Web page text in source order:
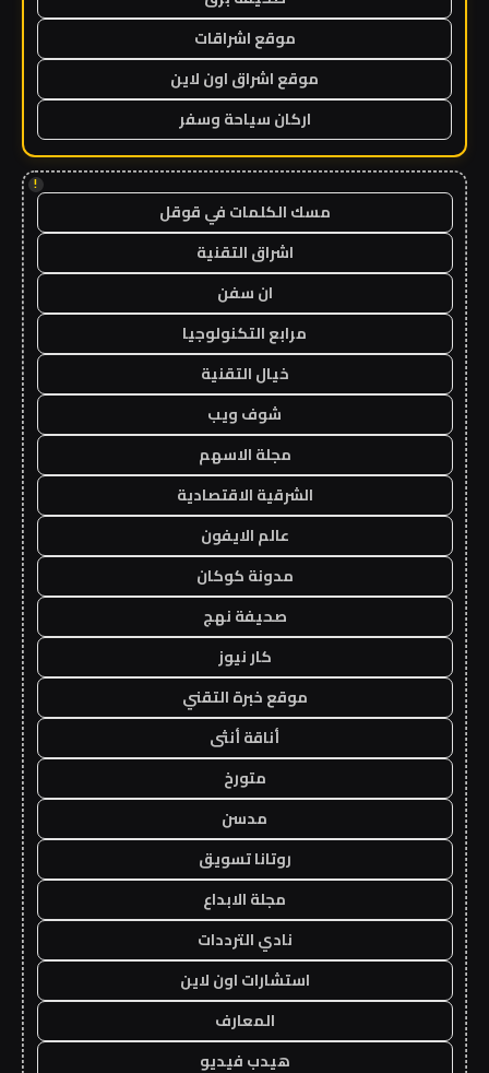
موقع اشراقات
موقع اشراق اون لاين
اركان سياحة وسفر
!
مسك الكلمات في قوقل
اشراق التقنية
ان سفن
مرابع التكنولوجيا
خيال التقنية
شوف ويب
مجلة الاسهم
الشرقية الاقتصادية
عالم الايفون
مدونة كوكان
صحيفة نهج
كار نيوز
موقع خبرة التقني
أناقة أنثى
متورخ
مدسن
روتانا تسويق
مجلة الابداع
نادي الترددات
استشارات اون لاين
المعارف
هيدب فيديو